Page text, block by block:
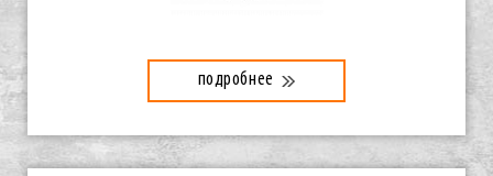
подробнее